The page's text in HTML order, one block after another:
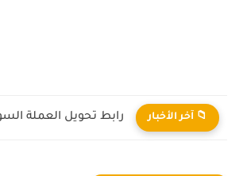
📁 آخر الأخبار